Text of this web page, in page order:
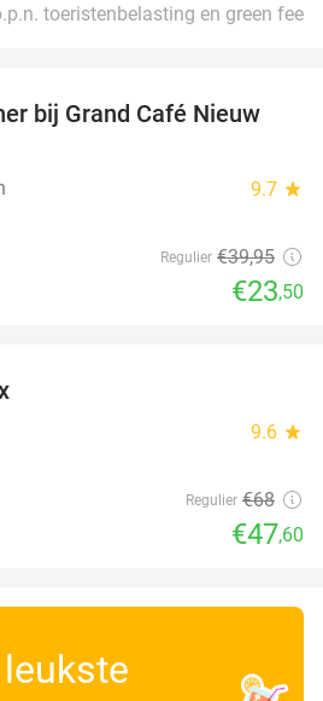
toeristenbelasting en green fee
41%
bij Grand Café Nieuw
9.7 star
Regulier €39,95
€23,50
9.6 star
Regulier €68
€47,60